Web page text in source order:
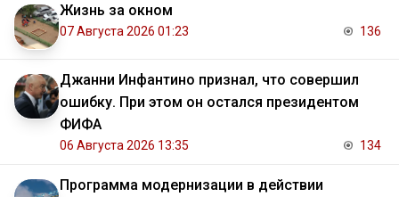
Жизнь за окном
07 Августа 2026 01:23 136
Джанни Инфантино признал, что совершил
ошибку. При этом он остался президентом
ФИФА
06 Августа 2026 13:35 134
Программа модернизации в действии